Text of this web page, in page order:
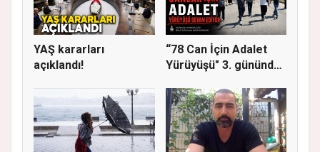
YAŞ kararları
açıklandı!
“78 Can İçin Adalet
Yürüyüşü" 3. gününde